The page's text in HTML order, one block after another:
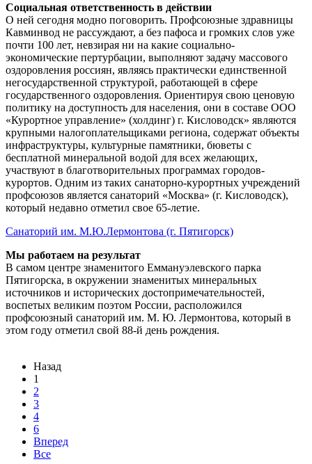
Социальная ответственность в действии
О ней сегодня модно поговорить. Профсоюзные здравницы
Кавминвод не рассуждают, а без пафоса и громких слов уже
почти 100 лет, невзирая ни на какие социально-
экономические пертурбации, выполняют задачу массового
оздоровления россиян, являясь практически единственной
негосударственной структурой, работающей в сфере
государственного оздоровления. Ориентируя свою ценовую
политику на доступность для населения, они в составе ООО
«Курортное управление» (холдинг) г. Кисловодск» являются
крупными налогоплательщиками региона, содержат объекты
инфраструктуры, культурные памятники, бюветы с
бесплатной минеральной водой для всех желающих,
участвуют в благотворительных программах городов-
курортов. Одним из таких санаторно-курортных учреждений
профсоюзов является санаторий «Москва» (г. Кисловодск),
который недавно отметил свое 65-летие.
Санаторий им. М.Ю.Лермонтова (г. Пятигорск)
Мы работаем на результат
В самом центре знаменитого Еммануэлевского парка
Пятигорска, в окружении знаменитых минеральных
источников и исторических достопримечательностей,
воспетых великим поэтом России, расположился
профсоюзный санаторий им. М. Ю. Лермонтова, который в
этом году отметил свой 88-й день рождения.
Назад
1
2
3
4
6
Вперед
Все